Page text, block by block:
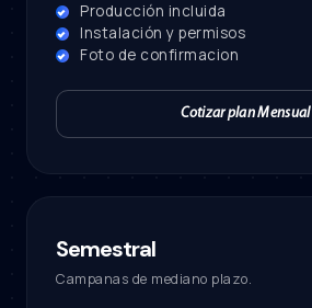
Producción incluida
Instalación y permisos
Foto de confirmacion
Cotizar plan Mensual
Semestral
Campanas de mediano plazo.